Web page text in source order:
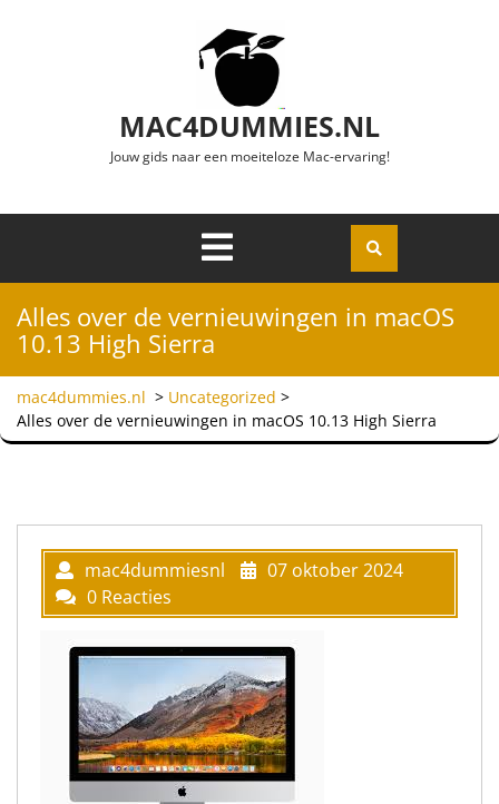
MAC4DUMMIES.NL
Jouw gids naar een moeiteloze Mac-ervaring!
Openen
Alles over de vernieuwingen in macOS
10.13 High Sierra
mac4dummies.nl > Uncategorized >
Alles over de vernieuwingen in macOS 10.13 High Sierra
mac4dummiesnl
07 oktober 2024
0 Reacties